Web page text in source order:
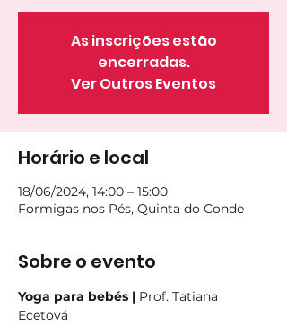
As inscrições estão
encerradas.
Ver Outros Eventos
Horário e local
18/06/2024, 14:00 – 15:00
Formigas nos Pés, Quinta do Conde
Sobre o evento
Yoga para bebés | Prof. Tatiana
Ecetová